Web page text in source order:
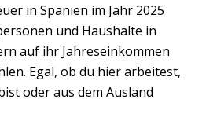
in Spanien im Jahr 2025
und Haushalte in
auf ihr Jahreseinkommen
Egal, ob du hier arbeitest,
oder aus dem Ausland